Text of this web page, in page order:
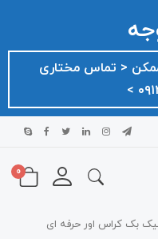
‌< تماس مختاری
>
0
بک کراس اور حرفه ای